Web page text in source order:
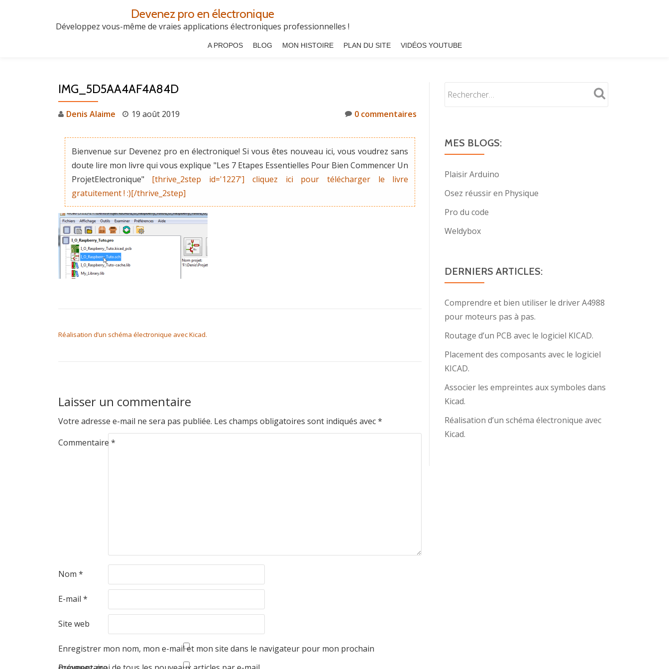
Devenez pro en électronique
Développez vous-même de vraies applications électroniques professionnelles !
A PROPOS BLOG MON HISTOIRE PLAN DU SITE VIDÉOS YOUTUBE
IMG_5D5AA4AF4A84D
Denis Alaime 19 août 2019 0 commentaires
Bienvenue sur Devenez pro en électronique! Si vous êtes nouveau ici, vous voudrez sans
doute lire mon livre qui vous explique "Les 7 Etapes Essentielles Pour Bien Commencer Un
ProjetElectronique" [thrive_2step id='1227'] cliquez ici pour télécharger le livre
gratuitement ! :)[/thrive_2step]
Réalisation d’un schéma électronique avec Kicad.
Laisser un commentaire
Votre adresse e-mail ne sera pas publiée. Les champs obligatoires sont indiqués avec*
Commentaire *
Nom *
E-mail *
Site web
Enregistrer mon nom, mon e-mail et mon site dans le navigateur pour mon prochain
MES BLOGS:
Plaisir Arduino
Osez réussir en Physique
Pro du code
Weldybox
DERNIERS ARTICLES:
Comprendre et bien utiliser le driver A4988
pour moteurs pas à pas.
Routage d’un PCB avec le logiciel KICAD.
Placement des composants avec le logiciel
KICAD.
Associer les empreintes aux symboles dans
Kicad.
Réalisation d’un schéma électronique avec
Kicad.